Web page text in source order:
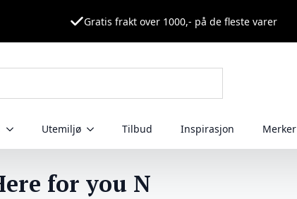
Gratis frakt over 1000,- på de fleste varer
Utemiljø Tilbud Inspirasjon Merker
for you N